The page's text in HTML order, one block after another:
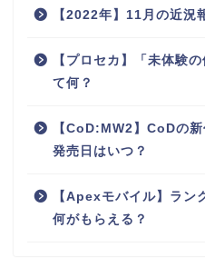
【2022年】11月の近況
【プロセカ】「未体験
て何？
【CoD:MW2】CoDの
発売日はいつ？
【Apexモバイル】ラン
何がもらえる？